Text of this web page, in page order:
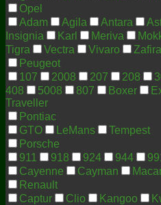
Opel
Adam
Agila Antara
Insignia
Karl Meriva
Tigra
Vectra Vivaro
Zafira
Peugeot
107
2008 207 208
408
5008 807 Boxer
Traveller
Pontiac
GTO
LeMans
Tempest
Porsche
911
918 924 944
Cayenne
Cayman
Renault
Captur
Clio Kangoo